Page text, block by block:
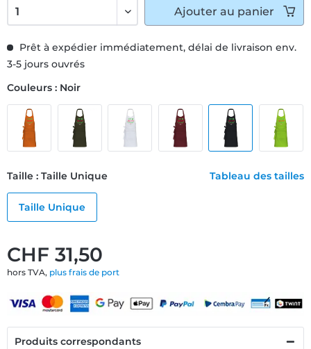
CHF 31,50
hors TVA, plus frais de port
Prêt à expédier immédiatement, délai de livraison env.
3-5 jours ouvrés
Couleurs : Noir
Taille : Taille Unique Tableau des tailles
Taille Unique
Ajouter au panier
Produits correspondants